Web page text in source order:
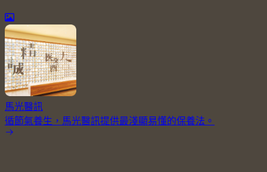
馬光醫訊
循節氣養生，馬光醫訊提供最淺顯易懂的保養法。